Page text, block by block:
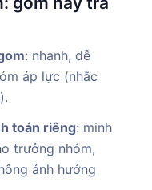
: nhanh, dễ
áp lực (nhắc
toán riêng: minh
trưởng nhóm,
ảnh hưởng